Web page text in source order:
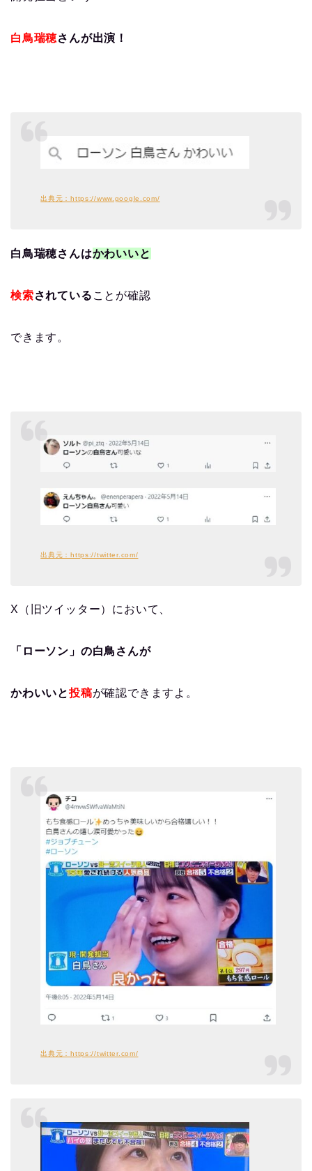
白鳥瑞穂さんが出演！
出典元：https://www.google.com/
白鳥瑞穂さんはかわいいと
検索されている ことが確認
できます。
出典元：https://twitter.com/
X（旧ツイッター）において、
「ローソン」の白鳥さんが
かわいいと投稿が確認できますよ。
出典元：https://twitter.com/